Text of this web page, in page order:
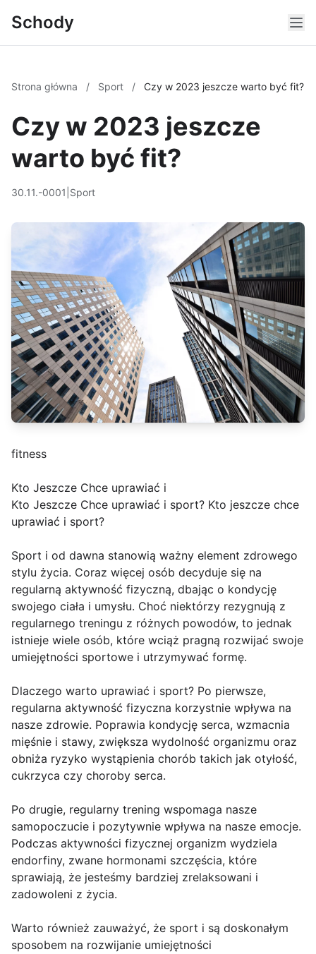
Schody
Strona główna / Sport / Czy w 2023 jeszcze warto być fit?
Czy w 2023 jeszcze
warto być fit?
30.11.-0001 Sport
fitness
Kto Jeszcze Chce uprawiać i
Kto Jeszcze Chce uprawiać i sport? Kto jeszcze chce
uprawiać i sport?
Sport i od dawna stanowią ważny element zdrowego
stylu życia. Coraz więcej osób decyduje się na
regularną aktywność fizyczną, dbając o kondycję
swojego ciała i umysłu. Choć niektórzy rezygnują z
regularnego treningu z różnych powodów, to jednak
istnieje wiele osób, które wciąż pragną rozwijać swoje
umiejętności sportowe i utrzymywać formę.
Dlaczego warto uprawiać i sport? Po pierwsze,
regularna aktywność fizyczna korzystnie wpływa na
nasze zdrowie. Poprawia kondycję serca, wzmacnia
mięśnie i stawy, zwiększa wydolność organizmu oraz
obniża ryzyko wystąpienia chorób takich jak otyłość,
cukrzyca czy choroby serca.
Po drugie, regularny trening wspomaga nasze
samopoczucie i pozytywnie wpływa na nasze emocje.
Podczas aktywności fizycznej organizm wydziela
endorfiny, zwane hormonami szczęścia, które
sprawiają, że jesteśmy bardziej zrelaksowani i
zadowoleni z życia.
Warto również zauważyć, że sport i są doskonałym
sposobem na rozwijanie umiejętności